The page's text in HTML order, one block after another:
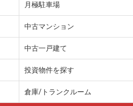
6.30万円
１丁目
月極駐車場
中古マンション
中古一戸建て
投資物件を探す
倉庫/トランクルーム